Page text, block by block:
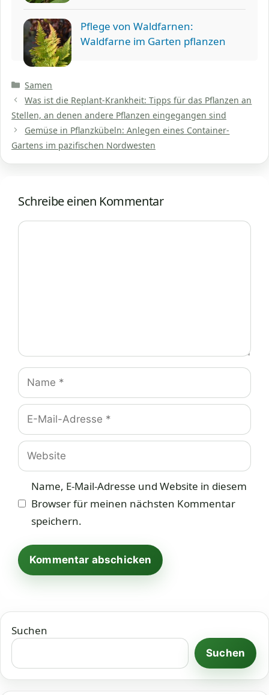
Pflege von Waldfarnen:
Waldfarne im Garten pflanzen
Kategorien
Samen
Was ist die Replant-Krankheit: Tipps für das Pflanzen an
Stellen, an denen andere Pflanzen eingegangen sind
Gemüse in Pflanzkübeln: Anlegen eines Container-
Gartens im pazifischen Nordwesten
Schreibe einen Kommentar
Kommentar
Name
E-
Mail-
Adresse
Website
Name, E-Mail-Adresse und Website in diesem
Browser für meinen nächsten Kommentar
speichern.
Suchen
Suchen